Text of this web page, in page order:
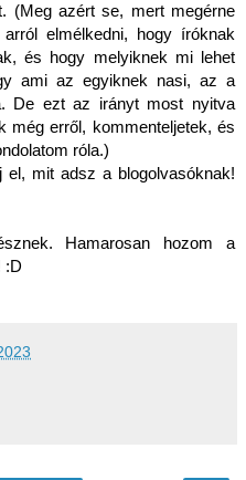
(Meg azért se, mert megérne
elmélkedni, hogy íróknak
és hogy melyiknek mi lehet
ami az egyiknek nasi, az a
De ezt az irányt most nyitva
még erről, kommenteljetek, és
róla.)
el, mit adsz a blogolvasóknak!
Hamarosan hozom a
:D